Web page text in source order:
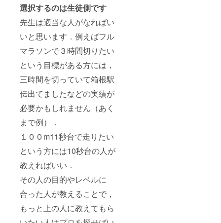
選択するのは生徒側です
先生は適当な人がなればい
いと思います．例えばフル
マラソンで３時間切りたい
という目標がある方には，
三時間を切っていて箱根駅
伝出てましたなどの実績が
必要かもしれません（あく
まで例）．
１００m11秒台で走りたい
という方には10秒台の人が
教えればいい．
その人の目的やレベルに
合った人が教えることで，
もっと上の人に教えてもら